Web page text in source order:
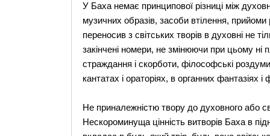
У Баха немає принципової різниці між
музичних образів, засоби втілення,
переносив з світських творів в духовні не
закінчені номери, не змінюючи при цьому ні
страждання і скорботи, філософські
кантатах і ораторіях, в органних фантазіях
Не приналежністю твору до духовного або
Нескороминуща цінність витворів Баха в